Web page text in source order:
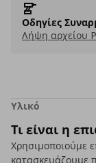
Οδηγίες
Λήψη αρχείου
Υλικό
Τι είναι η
Χρησιμοποιούμε
κατασκευάζουμε